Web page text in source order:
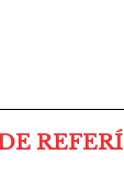
REFERÍ